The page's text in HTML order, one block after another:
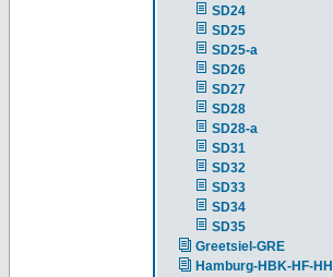
SD24
SD25
SD25-a
SD26
SD27
SD28
SD28-a
SD31
SD32
SD33
SD34
SD35
Greetsiel-GRE
Hamburg-HBK-HF-HH